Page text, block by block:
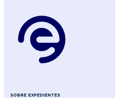
SOBRE EXPEDIENTES